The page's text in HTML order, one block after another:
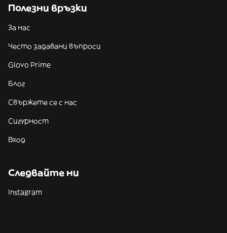
Полезни връзки
За нас
Често задавани въпроси
Glovo Prime
Блог
Свържете се с нас
Сигурност
Вход
Следвайте ни
Instagram